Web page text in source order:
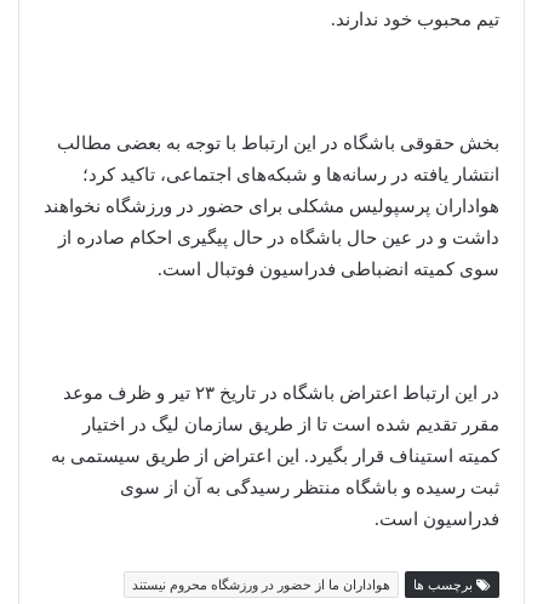
تیم محبوب خود ندارند.
بخش حقوقی باشگاه در این ارتباط با توجه به بعضی مطالب
انتشار یافته در رسانه‌ها و شبکه‌های اجتماعی، تاکید کرد؛
هواداران پرسپولیس مشکلی برای حضور در ورزشگاه نخواهند
داشت و در عین حال باشگاه در حال پیگیری احکام صادره از
سوی کمیته انضباطی فدراسیون فوتبال است.
در این ارتباط اعتراض باشگاه در تاریخ ۲۳ تیر و ظرف موعد
مقرر تقدیم شده است تا از طریق سازمان لیگ در اختیار
کمیته استیناف قرار بگیرد. این اعتراض از طریق سیستمی به
ثبت رسیده و باشگاه منتظر رسیدگی به آن از سوی
فدراسیون است.
برچسب ها هواداران ما از حضور در ورزشگاه محروم نیستند